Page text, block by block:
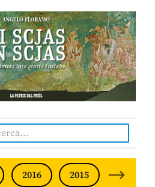
INDEPENDENT FRIULIAN
2016 2015 2014